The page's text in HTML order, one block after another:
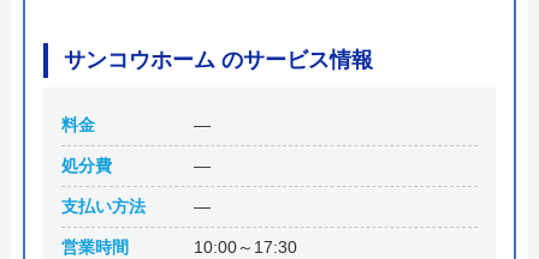
サンコウホーム のサービス情報
料金 ―
処分費 ―
支払い方法 ―
営業時間 10:00～17:30